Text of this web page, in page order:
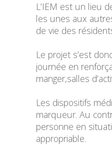
L’IEM est un lieu
les unes aux
de vie des
Le projet s’est
journée en
manger,salles
Les dispositifs
marqueur. Au
personne en
appropriable.